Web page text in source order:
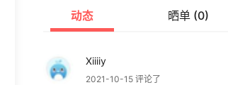
动态 晒单 (0)
Xiiiiy
2021-10-15 评论了